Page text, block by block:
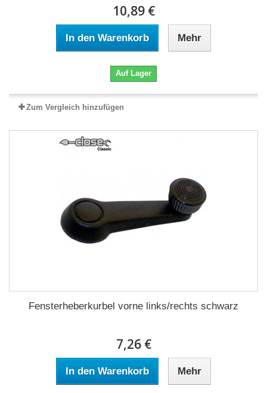
10,89 €
In den Warenkorb Mehr
Auf Lager
Zum Vergleich hinzufügen
Fensterheberkurbel vorne links/rechts schwarz
7,26 €
In den Warenkorb Mehr